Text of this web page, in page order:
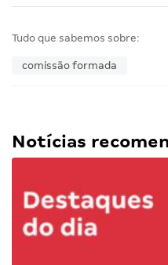
Tudo que sabemos sobre:
comissão formada
Notícias